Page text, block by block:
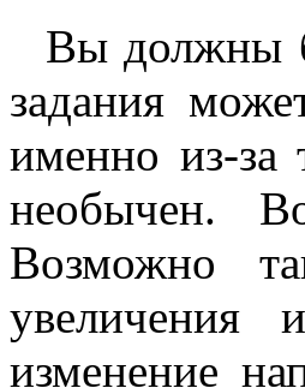
Вы должны
задания
именно из-за
необычен.
Возможно
увеличения
изменение